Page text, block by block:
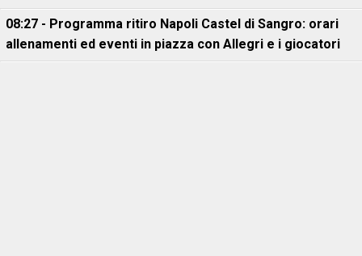
08:27 - Programma ritiro Napoli Castel di Sangro: orari
allenamenti ed eventi in piazza con Allegri e i giocatori